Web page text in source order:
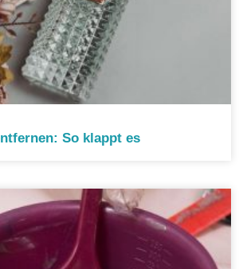
So klappt es